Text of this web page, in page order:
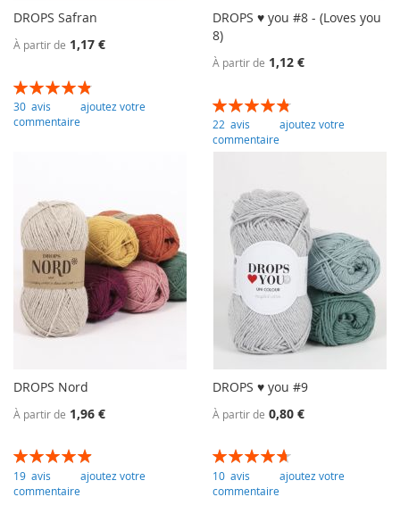
DROPS Safran
À partir de 1,17 €
Évaluation:
98
% of100
30 avis
ajoutez votre
commentaire
DROPS ♥ you #8 - (Loves you
8)
À partir de 1,12 €
Évaluation:
96
% of100
22 avis
ajoutez votre
commentaire
DROPS Nord
À partir de 1,96 €
Évaluation:
99
% of100
19 avis
ajoutez votre
commentaire
DROPS ♥ you #9
À partir de 0,80 €
Évaluation:
94
% of100
10 avis
ajoutez votre
commentaire